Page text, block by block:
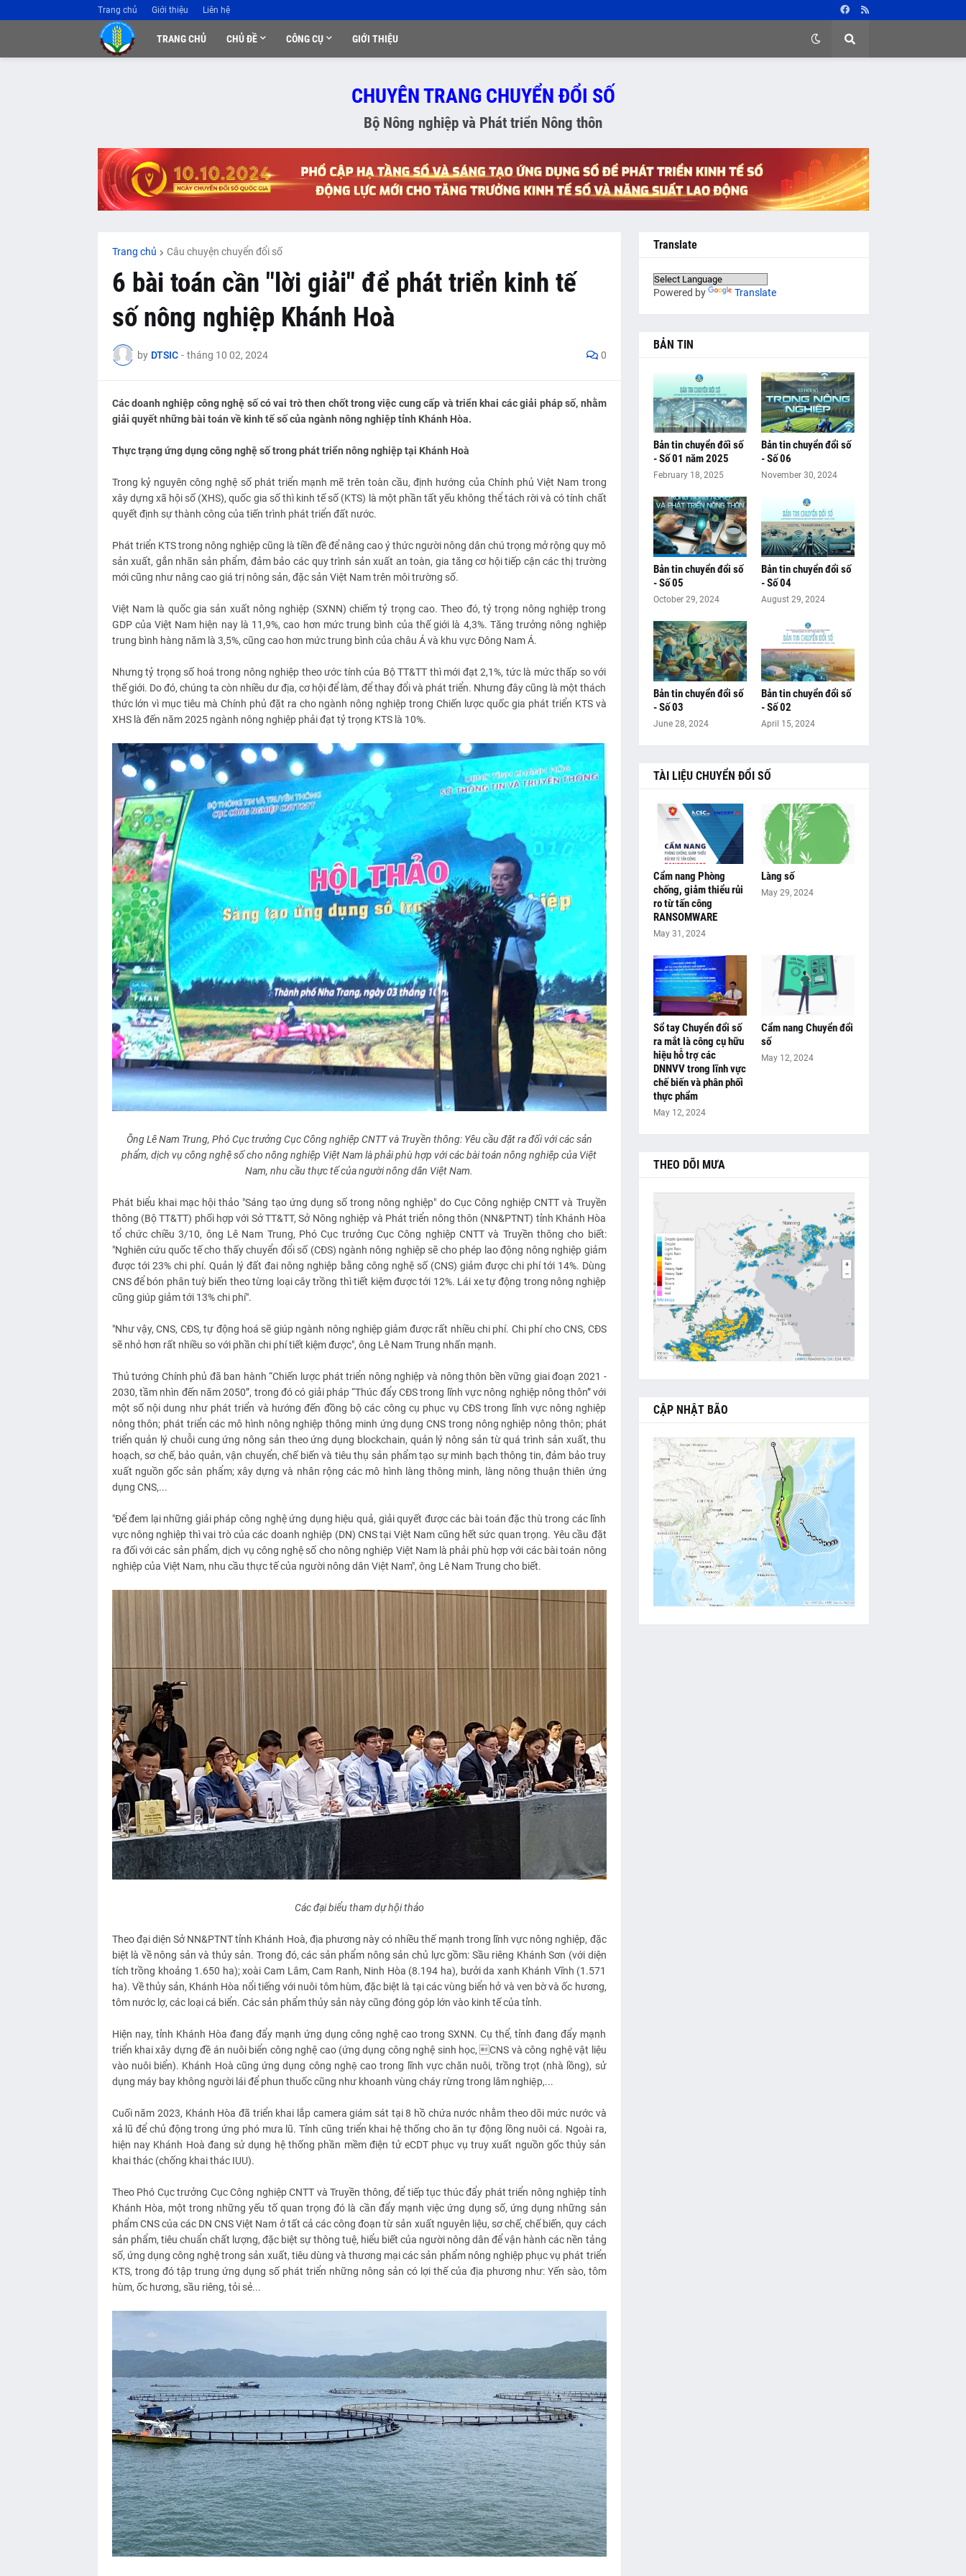
Trang chủ Giới thiệu Liên hệ
TRANG CHỦ CHỦ ĐỀ CÔNG CỤ GIỚI THIỆU
CHUYÊN TRANG CHUYỂN ĐỔI SỐ
Bộ Nông nghiệp và Phát triển Nông thôn
Trang chủ Câu chuyện chuyển đổi số
6 bài toán cần "lời giải" để phát triển kinh tế
số nông nghiệp Khánh Hoà
by DTSIC - tháng 10 02, 2024 0
Các doanh nghiệp công nghệ số có vai trò then chốt trong việc cung cấp và triển khai các giải pháp số, nhằm
giải quyết những bài toán về kinh tế số của ngành nông nghiệp tỉnh Khánh Hòa.
Thực trạng ứng dụng công nghệ số trong phát triển nông nghiệp tại Khánh Hoà
Trong kỷ nguyên công nghệ số phát triển mạnh mẽ trên toàn cầu, định hướng của Chính phủ Việt Nam trong
xây dựng xã hội số (XHS), quốc gia số thì kinh tế số (KTS) là một phần tất yếu không thể tách rời và có tính chất
quyết định sự thành công của tiến trình phát triển đất nước.
Phát triển KTS trong nông nghiệp cũng là tiền đề để nâng cao ý thức người nông dân chú trọng mở rộng quy mô
sản xuất, gắn nhãn sản phẩm, đảm bảo các quy trình sản xuất an toàn, gia tăng cơ hội tiếp cận các thị trường
mới cũng như nâng cao giá trị nông sản, đặc sản Việt Nam trên môi trường số.
Việt Nam là quốc gia sản xuất nông nghiệp (SXNN) chiếm tỷ trọng cao. Theo đó, tỷ trọng nông nghiệp trong
GDP của Việt Nam hiện nay là 11,9%, cao hơn mức trung bình của thế giới là 4,3%. Tăng trưởng nông nghiệp
trung bình hàng năm là 3,5%, cũng cao hơn mức trung bình của châu Á và khu vực Đông Nam Á.
Nhưng tỷ trọng số hoá trong nông nghiệp theo ước tính của Bộ TT&TT thì mới đạt 2,1%, tức là mức thấp so với
thế giới. Do đó, chúng ta còn nhiều dư địa, cơ hội để làm, để thay đổi và phát triển. Nhưng đây cũng là một thách
thức lớn vì mục tiêu mà Chính phủ đặt ra cho ngành nông nghiệp trong Chiến lược quốc gia phát triển KTS và
XHS là đến năm 2025 ngành nông nghiệp phải đạt tỷ trọng KTS là 10%.
Ông Lê Nam Trung, Phó Cục trưởng Cục Công nghiệp CNTT và Truyền thông: Yêu cầu đặt ra đối với các sản
phẩm, dịch vụ công nghệ số cho nông nghiệp Việt Nam là phải phù hợp với các bài toán nông nghiệp của Việt
Nam, nhu cầu thực tế của người nông dân Việt Nam.
Phát biểu khai mạc hội thảo "Sáng tạo ứng dụng số trong nông nghiệp" do Cục Công nghiệp CNTT và Truyền
thông (Bộ TT&TT) phối hợp với Sở TT&TT, Sở Nông nghiệp và Phát triển nông thôn (NN&PTNT) tỉnh Khánh Hòa
tổ chức chiều 3/10, ông Lê Nam Trung, Phó Cục trưởng Cục Công nghiệp CNTT và Truyền thông cho biết:
"Nghiên cứu quốc tế cho thấy chuyển đổi số (CĐS) ngành nông nghiệp sẽ cho phép lao động nông nghiệp giảm
được tới 23% chi phí. Quản lý đất đai nông nghiệp bằng công nghệ số (CNS) giảm được chi phí tới 14%. Dùng
CNS để bón phân tuỳ biến theo từng loại cây trồng thì tiết kiệm được tới 12%. Lái xe tự động trong nông nghiệp
cũng giúp giảm tới 13% chi phí".
"Như vậy, CNS, CĐS, tự động hoá sẽ giúp ngành nông nghiệp giảm được rất nhiều chi phí. Chi phí cho CNS, CĐS
sẽ nhỏ hơn rất nhiều so với phần chi phí tiết kiệm được", ông Lê Nam Trung nhấn mạnh.
Thủ tướng Chính phủ đã ban hành “Chiến lược phát triển nông nghiệp và nông thôn bền vững giai đoạn 2021 -
2030, tầm nhìn đến năm 2050”, trong đó có giải pháp “Thúc đẩy CĐS trong lĩnh vực nông nghiệp nông thôn” với
một số nội dung như phát triển và hướng đến đồng bộ các công cụ phục vụ CĐS trong lĩnh vực nông nghiệp
nông thôn; phát triển các mô hình nông nghiệp thông minh ứng dụng CNS trong nông nghiệp nông thôn; phát
triển quản lý chuỗi cung ứng nông sản theo ứng dụng blockchain, quản lý nông sản từ quá trình sản xuất, thu
hoạch, sơ chế, bảo quản, vận chuyển, chế biến và tiêu thụ sản phẩm tạo sự minh bạch thông tin, đảm bảo truy
xuất nguồn gốc sản phẩm; xây dựng và nhân rộng các mô hình làng thông minh, làng nông thuận thiên ứng
dụng CNS,...
"Để đem lại những giải pháp công nghệ ứng dụng hiệu quả, giải quyết được các bài toán đặc thù trong các lĩnh
vực nông nghiệp thì vai trò của các doanh nghiệp (DN) CNS tại Việt Nam cũng hết sức quan trọng. Yêu cầu đặt
ra đối với các sản phẩm, dịch vụ công nghệ số cho nông nghiệp Việt Nam là phải phù hợp với các bài toán nông
nghiệp của Việt Nam, nhu cầu thực tế của người nông dân Việt Nam", ông Lê Nam Trung cho biết.
Các đại biểu tham dự hội thảo
Theo đại diện Sở NN&PTNT tỉnh Khánh Hoà, địa phương này có nhiều thế mạnh trong lĩnh vực nông nghiệp, đặc
biệt là về nông sản và thủy sản. Trong đó, các sản phẩm nông sản chủ lực gồm: Sầu riêng Khánh Sơn (với diện
tích trồng khoảng 1.650 ha); xoài Cam Lâm, Cam Ranh, Ninh Hòa (8.194 ha), bưởi da xanh Khánh Vĩnh (1.571
ha). Về thủy sản, Khánh Hòa nổi tiếng với nuôi tôm hùm, đặc biệt là tại các vùng biển hở và ven bờ và ốc hương,
tôm nước lợ, các loại cá biển. Các sản phẩm thủy sản này cũng đóng góp lớn vào kinh tế của tỉnh.
Hiện nay, tỉnh Khánh Hòa đang đẩy mạnh ứng dụng công nghệ cao trong SXNN. Cụ thể, tỉnh đang đẩy mạnh
triển khai xây dựng đề án nuôi biển công nghệ cao (ứng dụng công nghệ sinh học, CNS và công nghệ vật liệu
vào nuôi biển). Khánh Hoà cũng ứng dụng công nghệ cao trong lĩnh vực chăn nuôi, trồng trọt (nhà lồng), sử
dụng máy bay không người lái để phun thuốc cũng như khoanh vùng cháy rừng trong lâm nghiệp,...
Cuối năm 2023, Khánh Hòa đã triển khai lắp camera giám sát tại 8 hồ chứa nước nhằm theo dõi mức nước và
xả lũ để chủ động trong ứng phó mưa lũ. Tỉnh cũng triển khai hệ thống cho ăn tự động lồng nuôi cá. Ngoài ra,
hiện nay Khánh Hoà đang sử dụng hệ thống phần mềm điện tử eCDT phục vụ truy xuất nguồn gốc thủy sản
khai thác (chống khai thác IUU).
Theo Phó Cục trưởng Cục Công nghiệp CNTT và Truyền thông, để tiếp tục thúc đẩy phát triển nông nghiệp tỉnh
Khánh Hòa, một trong những yếu tố quan trọng đó là cần đẩy mạnh việc ứng dụng số, ứng dụng những sản
phẩm CNS của các DN CNS Việt Nam ở tất cả các công đoạn từ sản xuất nguyên liệu, sơ chế, chế biến, quy cách
sản phẩm, tiêu chuẩn chất lượng, đặc biệt sự thông tuệ, hiểu biết của người nông dân để vận hành các nền tảng
số, ứng dụng công nghệ trong sản xuất, tiêu dùng và thương mại các sản phẩm nông nghiệp phục vụ phát triển
KTS, trong đó tập trung ứng dụng số phát triển những nông sản có lợi thế của địa phương như: Yến sào, tôm
hùm, ốc hương, sầu riêng, tỏi sẻ...
Translate
Powered by Translate
BẢN TIN
Bản tin chuyển đối số
- Số 01 năm 2025
February 18, 2025
Bản tin chuyển đổi số
- Số 06
November 30, 2024
Bản tin chuyển đổi số
- Số 05
October 29, 2024
Bản tin chuyển đổi số
- Số 04
August 29, 2024
Bản tin chuyển đổi số
- Số 03
June 28, 2024
Bản tin chuyển đổi số
- Số 02
April 15, 2024
TÀI LIỆU CHUYỂN ĐỔI SỐ
Cẩm nang Phòng
chống, giảm thiểu rủi
ro từ tấn công
RANSOMWARE
May 31, 2024
Làng số
May 29, 2024
Sổ tay Chuyển đổi số
ra mắt là công cụ hữu
hiệu hỗ trợ các
DNNVV trong lĩnh vực
chế biến và phân phối
thực phẩm
May 12, 2024
Cẩm nang Chuyển đổi
số
May 12, 2024
THEO DÕI MƯA
CẬP NHẬT BÃO